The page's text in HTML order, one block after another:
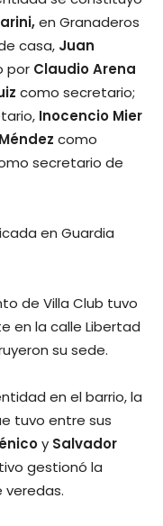
en Granaderos
casa, Juan
por Claudio Arena
como secretario;
Inocencio Mier
como
secretario de
en Guardia
de Villa Club tuvo
en la calle Libertad
su sede.
en el barrio, la
tuvo entre sus
y Salvador
gestionó la